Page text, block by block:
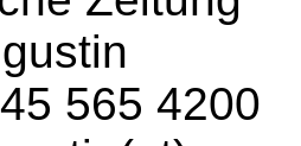
565 4200